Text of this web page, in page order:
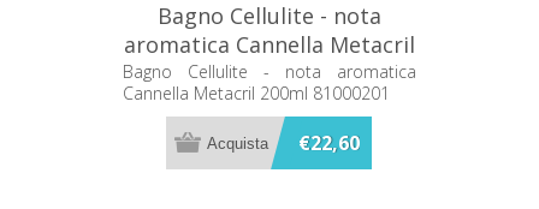
Bagno Cellulite - nota
aromatica Cannella Metacril
200ml 81000201
Bagno Cellulite - nota aromatica
Cannella Metacril 200ml 81000201
€22,60